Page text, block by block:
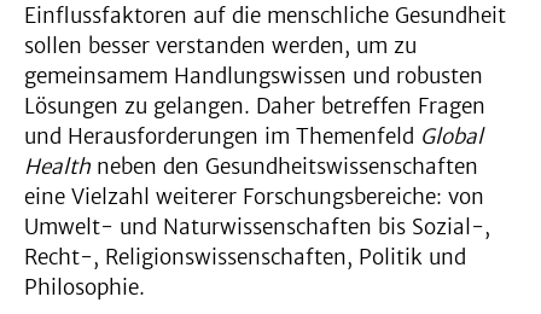
Einflussfaktoren auf die menschliche Gesundheit
sollen besser verstanden werden, um zu
gemeinsamem Handlungswissen und robusten
Lösungen zu gelangen. Daher betreffen Fragen
und Herausforderungen im Themenfeld Global
Health neben den Gesundheitswissenschaften
eine Vielzahl weiterer Forschungsbereiche: von
Umwelt- und Naturwissenschaften bis Sozial-,
Recht-, Religionswissenschaften, Politik und
Philosophie.